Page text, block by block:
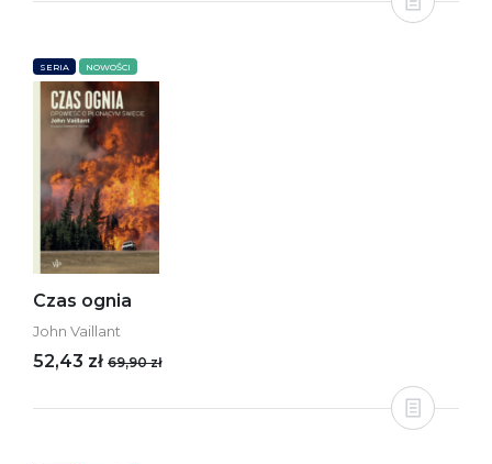
SERIA NOWOŚCI
Czas ognia
John Vaillant
52,43 zł 69,90 zł